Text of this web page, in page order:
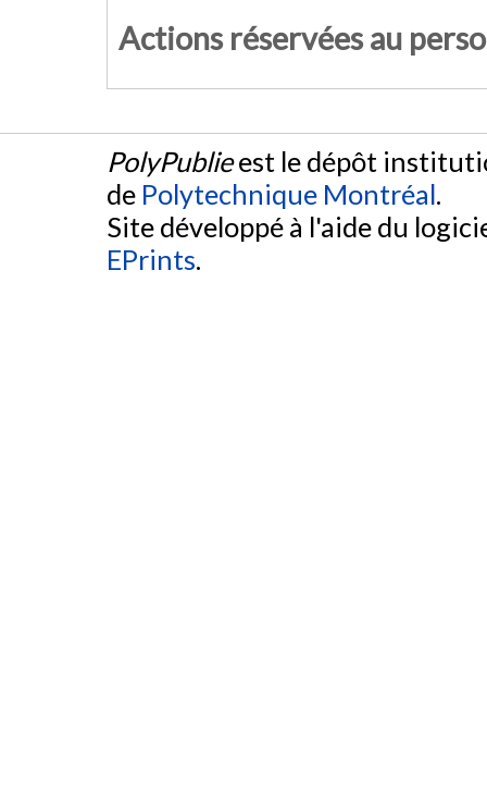
Actions réservées au
PolyPublieest le dépôt
de Polytechnique Montréal.
Site développé à l'aide du
EPrints.